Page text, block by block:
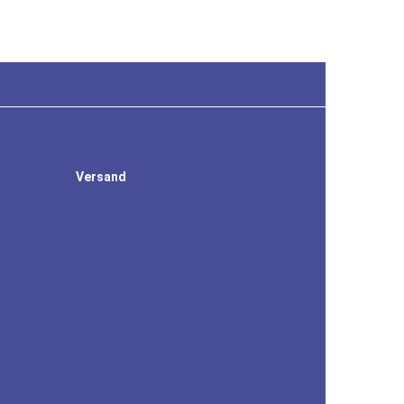
Versand